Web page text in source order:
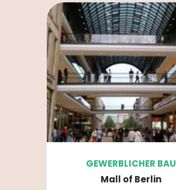
GEWERBLICHER BAU
Mall of Berlin